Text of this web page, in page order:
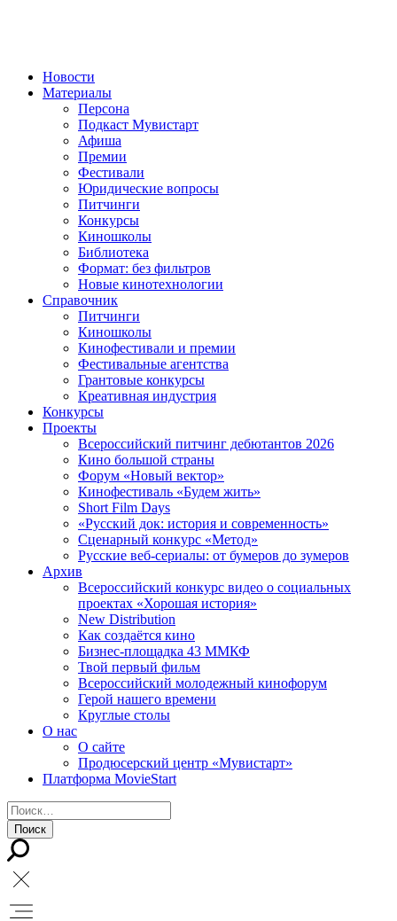
Новости
Материалы
Персона
Подкаст Мувистарт
Афиша
Премии
Фестивали
Юридические вопросы
Питчинги
Конкурсы
Киношколы
Библиотека
Формат: без фильтров
Новые кинотехнологии
Справочник
Питчинги
Киношколы
Кинофестивали и премии
Фестивальные агентства
Грантовые конкурсы
Креативная индустрия
Конкурсы
Проекты
Всероссийский питчинг дебютантов 2026
Кино большой страны
Форум «Новый вектор»
Кинофестиваль «Будем жить»
Short Film Days
«Русский док: история и современность»
Сценарный конкурс «Метод»
Русские веб-сериалы: от бумеров до зумеров
Архив
Всероссийский конкурс видео о социальных
проектах «Хорошая история»
New Distribution
Как создаётся кино
Бизнес-площадка 43 ММКФ
Твой первый фильм
Всероссийский молодежный кинофорум
Герой нашего времени
Круглые столы
О нас
О сайте
Продюсерский центр «Мувистарт»
Платформа MovieStart